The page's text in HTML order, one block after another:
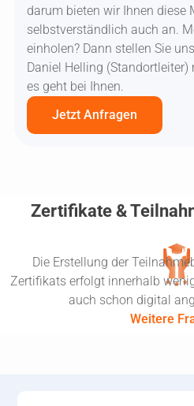
darum bieten wir Ihnen diese
selbstverständlich auch an.
einholen? Dann stellen Sie
Daniel Helling
es geht bei Ihnen.
Jetzt Anfragen
Zertifikate &
Die Erstellung der
Zertifikats erfolgt innerhalb
auch schon digital
Weitere